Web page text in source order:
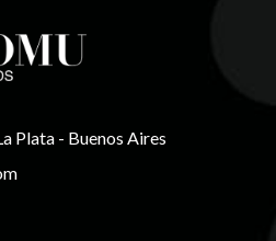
Plata - Buenos Aires